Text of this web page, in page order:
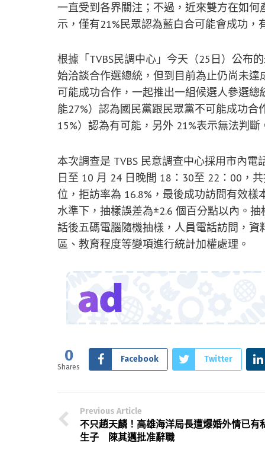
一直受到各界關注；不過，近來雙方在如
示，僅有21%民眾認為藍白合可能會成功，
根據「TVBS民調中心」今天（25日）公布
始洽談合作選總統，但到目前為止仍尚未
可能成功合作，一起推出一組候選人參選
能27%）認為國民黨跟民眾黨不可能成功
15%）認為有可能，另外 21%表示無法判斷
本次調查是 TVBS 民意調查中心採用市內
日至 10 月 24 日晚間 18：30至 22：00，
位，拒訪率為 16.8%，最後成功訪問有效
水準下，抽樣誤差為±2.6 個百分點以內。
話後五碼電腦隨機抽樣，人員電話訪問，
區、教育程度等變項進行統計加權處理。
0
Shares
Facebook Twitter
Previous Article
不只趙天麟！高雄海洋局長遭爆婚外情已有
生子 陳其邁批准辭職